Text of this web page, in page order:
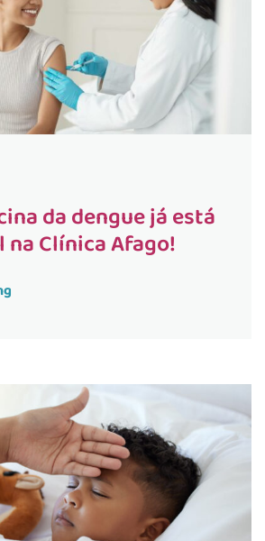
da dengue já está
Clínica Afago!